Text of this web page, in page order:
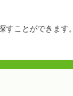
すことができます。